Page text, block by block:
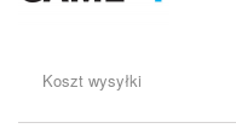
Koszt wysyłki